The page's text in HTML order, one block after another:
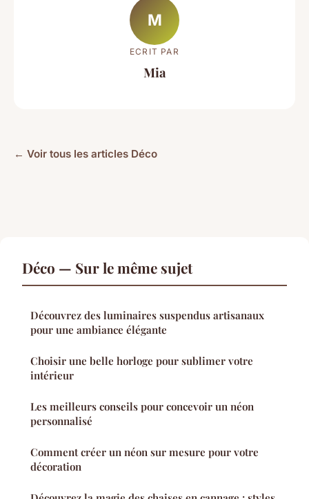
M
ECRIT PAR
Mia
← Voir tous les articles Déco
Déco — Sur le même sujet
Découvrez des luminaires suspendus artisanaux
pour une ambiance élégante
Choisir une belle horloge pour sublimer votre
intérieur
Les meilleurs conseils pour concevoir un néon
personnalisé
Comment créer un néon sur mesure pour votre
décoration